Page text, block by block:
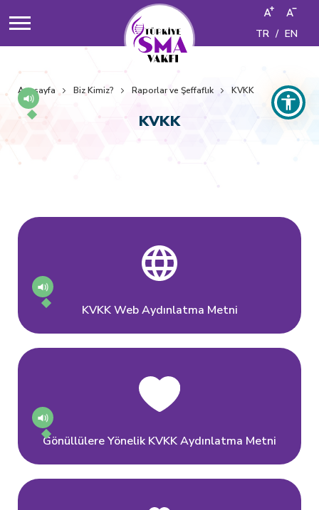
TR / EN
Anasayfa Biz Kimiz? Raporlar ve Şeffaflık KVKK
KVKK
KVKK Web Aydınlatma Metni
Gönüllülere Yönelik KVKK Aydınlatma Metni